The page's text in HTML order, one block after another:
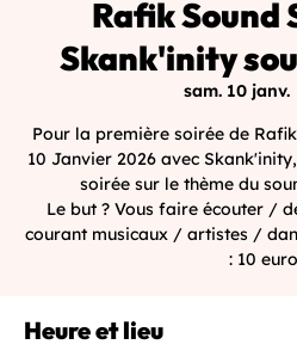
Rafik Sound
Skank'inity
sam. 10 janv.
Pour la première soirée de
10 Janvier 2026 avec
soirée sur le thème du
Le but ? Vous faire écouter /
courant musicaux / artistes /
: 10
Heure et lieu